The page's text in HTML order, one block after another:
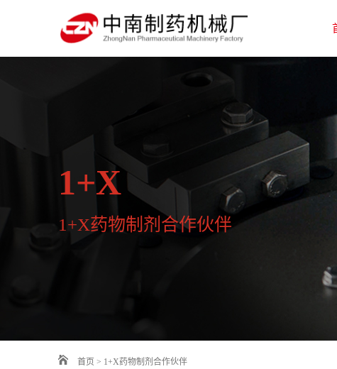
1+X
1+X药物制剂合作伙伴
首页 > 1+X药物制剂合作伙伴